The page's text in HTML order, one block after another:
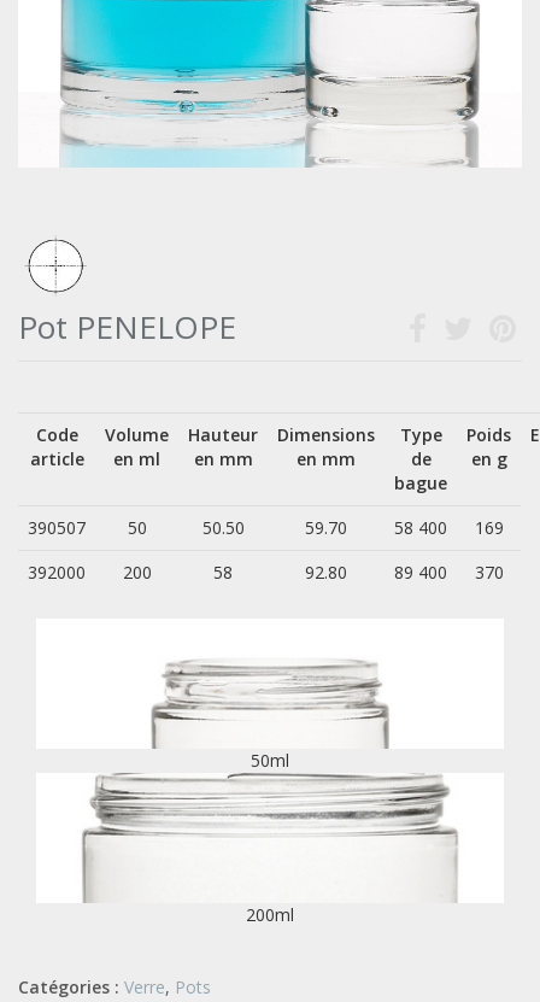
Pot PENELOPE
Code
article
Volume
en ml
Hauteur
en mm
Dimensions
en mm
Type
de
bague
Poids
en g
390507 50 50.50 59.70 58 400
169
392000
200 58 92.80 89 400 370
50ml
200ml
Catégories : Verre, Pots